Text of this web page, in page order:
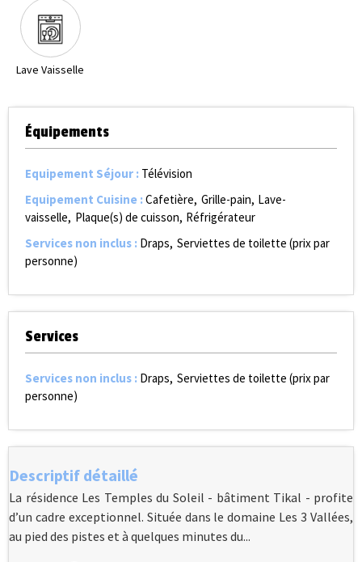
Lave Vaisselle
Équipements
Equipement Séjour : Télévision
Equipement Cuisine :Cafetière Grille-pain Lave-
vaisselle Plaque(s) de cuisson Réfrigérateur
Services non inclus : Draps Serviettes de toilette (prix par
personne)
Services
Services non inclus : Draps Serviettes de toilette (prix par
personne)
Descriptif détaillé
La résidence Les Temples du Soleil - bâtiment Tikal - profite
d’un cadre exceptionnel. Située dans le domaine Les 3 Vallées,
au pied des pistes et à quelques minutes du...